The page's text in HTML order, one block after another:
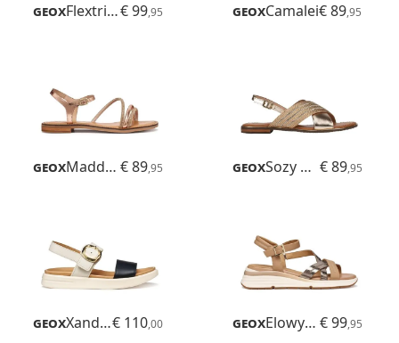
Geox Flextride S€ 99,95 GeoxCamalei€ 89,95
Geox Maddalusiac € 89,95 Geox Sozy Plus € 89,95
Geox Xand 2s€ 110,00 Geox Elowynne € 99,95